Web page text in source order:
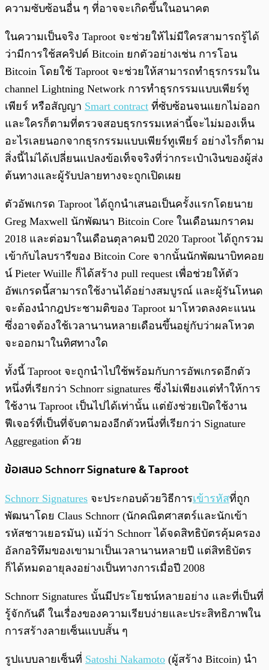
ความซับซ้อนอื่น ๆ ที่อาจจะเกิดขึ้นในอนาคต
ในความเป็นจริง Taproot จะช่วยให้ไม่มีใครสามารถรู้ได้
ว่ามีการใช้สคริปต์ Bitcoin ยกตัวอย่างเช่น การโอน
Bitcoin โดยใช้ Taproot จะช่วยให้สามารถทำธุรกรรมใน
channel Lightning Network การทำธุรกรรมแบบเพียร์ทู
เพียร์ หรือสัญญา Smart contract ที่ซับซ้อนจนแยกไม่ออก
และใครก็ตามที่ตรวจสอบธุรกรรมเหล่านี้จะไม่มองเห็น
อะไรเลยนอกจากธุรกรรมแบบเพียร์ทูเพียร์ อย่างไรก็ตาม
สิ่งนี้ไม่ได้เปลี่ยนแปลงข้อเท็จจริงที่ว่ากระเป๋าเงินของผู้ส่ง
ต้นทางและผู้รับปลายทางจะถูกเปิดเผย
ตัวอัพเกรด Taproot ได้ถูกนำเสนอเป็นครั้งแรกโดยนาย
Greg Maxwell นักพัฒนา Bitcoin Core ในเดือนมกราคม
2018 และต่อมาในเดือนตุลาคมปี 2020 Taproot ได้ถูกรวม
เข้ากับไลบรารีของ Bitcoin Core จากนั้นนักพัฒนาบิทคอย
น์ Pieter Wuille ก็ได้สร้าง pull request เพื่อช่วยให้ตัว
อัพเกรดนี้สามารถใช้งานได้อย่างสมบูรณ์ และผู้รันโหนด
จะต้องนำกฎประชามติของ Taproot มาโหวตลงคะแนน
ซึ่งอาจต้องใช้เวลานานหลายเดือนขึ้นอยู่กับว่าผลโหวต
จะออกมาในทิศทางใด
ทั้งนี้ Taproot จะถูกนำไปใช้พร้อมกับการอัพเกรดอีกตัว
หนึ่งที่เรียกว่า Schnorr signatures ซึ่งไม่เพียงแต่ทำให้การ
ใช้งาน Taproot เป็นไปได้เท่านั้น แต่ยังช่วยเปิดใช้งาน
ฟีเจอร์ที่เป็นที่จับตามองอีกตัวหนึ่งที่เรียกว่า Signature
Aggregation ด้วย
ข้อเสนอ Schnorr Signature & Taproot
Schnorr Signatures จะประกอบด้วยวิธีการเข้ารหัสที่ถูก
พัฒนาโดย Claus Schnorr (นักคณิตศาสตร์และนักเข้า
รหัสชาวเยอรมัน) แม้ว่า Schnorr ได้จดสิทธิบัตรคุ้มครอง
อัลกอริทึมของเขามาเป็นเวลานานหลายปี แต่สิทธิบัตร
ก็ได้หมดอายุลงอย่างเป็นทางการเมื่อปี 2008
Schnorr Signatures นั้นมีประโยชน์หลายอย่าง และที่เป็นที่
รู้จักกันดี ในเรื่องของความเรียบง่ายและประสิทธิภาพใน
การสร้างลายเซ็นแบบสั้น ๆ
รูปแบบลายเซ็นที่ Satoshi Nakamoto (ผู้สร้าง Bitcoin) นำ